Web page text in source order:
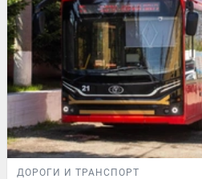
ДОРОГИ И ТРАНСПОРТ